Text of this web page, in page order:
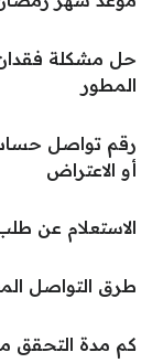
حل مشكلة فقدان
المطور
رقم تواصل حساب
أو الاعتراض
الاستعلام عن
طرق التواصل
كم مدة التحقق